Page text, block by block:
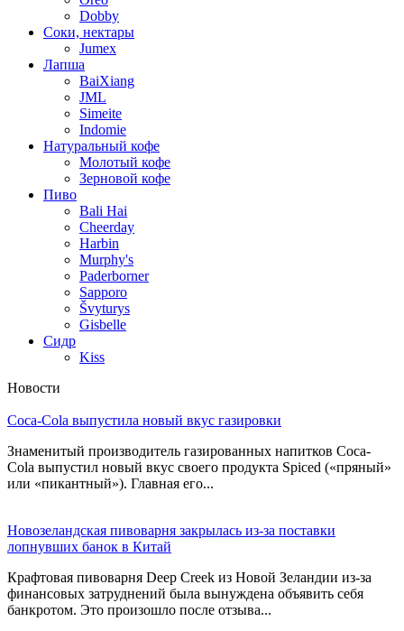
Dobby
Соки, нектары
Jumex
Лапша
BaiXiang
JML
Simeite
Indomie
Натуральный кофе
Молотый кофе
Зерновой кофе
Пиво
Bali Hai
Cheerday
Harbin
Murphy's
Paderborner
Sapporo
Švyturys
Gisbelle
Сидр
Kiss
Новости
Coca-Cola выпустила новый вкус газировки
Знаменитый производитель газированных напитков Coca-
Cola выпустил новый вкус своего продукта Spiced («пряный»
или «пикантный»). Главная его...
Новозеландская пивоварня закрылась из-за поставки
лопнувших банок в Китай
Крафтовая пивоварня Deep Creek из Новой Зеландии из-за
финансовых затруднений была вынуждена объявить себя
банкротом. Это произошло после отзыва...